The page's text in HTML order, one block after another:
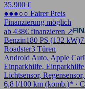
35.900 €
●●●○○ Fairer Preis
Finanzierung möglich
ab 438€ finanzieren ↗
Benzin180 PS (132 kW)
Roadster3 Türen
Android Auto, Apple
Einparkhilfe, Einparkhilfe
Lichtsensor,
6,8 l/100 km (komb.)* ·